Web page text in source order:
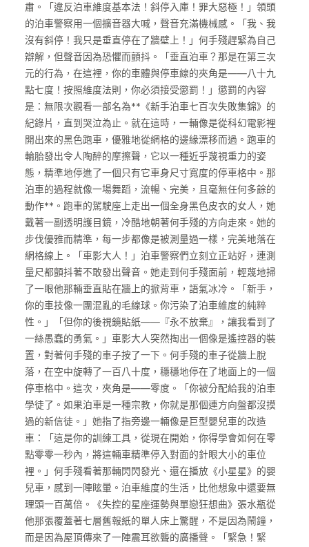
肅。「違反泊車維度基本法！斜停入庫！罪大惡極！」領頭
的泊車警察用一個擴音器大喊，聲音充滿機械感。「我、我
沒有斜停！我只是垂直停在了牆壁上！」何手殘趕緊為自己
辯解，但聲音因為恐懼而顫抖。「垂直泊車？那是在第三次
元的行為，在這裡，你的車體與停車線的夾角是——八十九
點七度！按照維度法則，你必須接受懲罰！」懲罰的內容
是：無限次觀看一部名為**《新手泊車七百次失敗集錦》的
紀錄片，直到哭泣為止。就在這時，一輛像是從科幻電影裡
開出來的黑色跑車，優雅地從網格的邊緣漂移而過。跑車的
輪胎發出令人陶醉的摩擦聲，它以一種近乎蔑視重力的姿
態，精準地停進了一個只有它車身尺寸寬度的停車格中。那
泊車的過程就像一場舞蹈，流暢、完美，且毫無任何多餘的
動作**。跑車的駕駛座上走出一個全身黑色皮衣的女人，她
戴著一副透明護目鏡，冷酷地朝著何手殘的方向走來。她的
步伐優雅而精準，每一步都像是被測量過一樣，完美地落在
網格線上。「車影大人！」泊車警察們立刻立正站好，連測
量尺都顫抖著不敢發出聲音。她走到何手殘面前，輕蔑地掃
了一眼他那輛垂直貼在牆上的掀背車，語氣冰冷。「新手，
你的車技像一團混亂的毛線球。你污染了泊車維度的純粹
性。」「但你的後視鏡貼紙——『永不放棄』，讓我看到了
一絲愚蠢的勇氣。」車影大人突然掏出一個像是遙控器的裝
置，對著何手殘的車子按了一下。何手殘的車子從牆上脫
落，在空中旋轉了一百八十度，穩穩地停在了地面上的一個
停車格中。這次，夾角是——零度。「你被分配給我的泊車
學徒了。如果泊車是一種宗教，你就是那個連方向盤都沒摸
過的新信徒。」她指了指旁邊一輛像是巨型嬰兒車的改造
車：「這是你的訓練工具，從現在開始，你得學會如何在零
點零零一秒內，將這輛車精準停入對面的針眼大小的車位
裡。」何手殘看著那輛閃閃發光、還在播放《小星星》的嬰
兒車，感到一陣眩暈。泊車維度的生活，比他想象中還要無
理頭一百萬倍。《失控的星座運勢與單戀狂想曲》張水瓶從
他那張覆蓋著七層舊報紙的單人床上驚醒，不是因為鬧鐘，
而是因為屋頂傳來了一陣震耳欲聾的廣播聲。「緊急！緊